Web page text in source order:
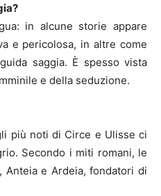
in alcune storie appare
e pericolosa, in altre come
saggia. È spesso vista
e della seduzione.
più noti di Circe e Ulisse ci
Secondo i miti romani, le
Anteia e Ardeia, fondatori di